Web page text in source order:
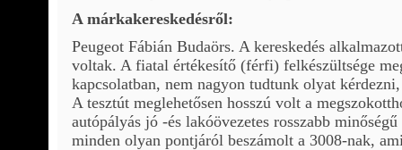
A márkakereskedésről:
Peugeot Fábián Budaörs. A kereskedés
voltak. A fiatal értékesítő (férfi) felkészültsége
kapcsolatban, nem nagyon tudtunk olyat
A tesztút meglehetősen hosszú volt a
autópályás jó -és lakóövezetes rosszabb
minden olyan pontjáról beszámolt a 3008-nak,